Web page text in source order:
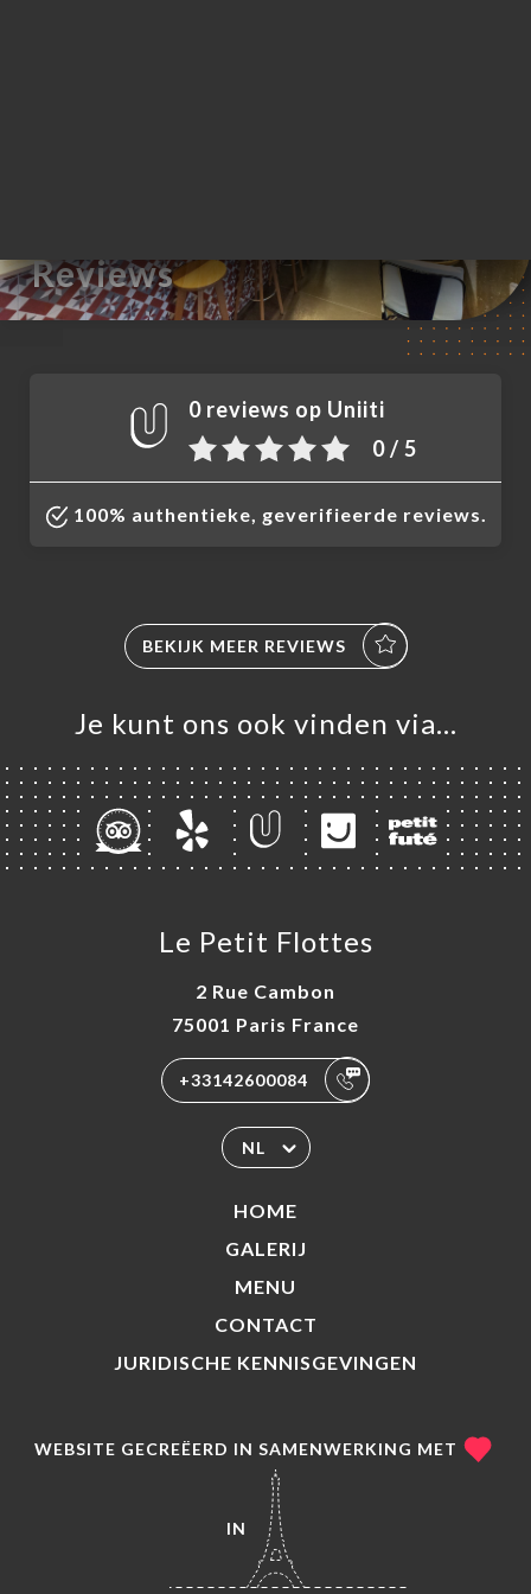
Reviews
0 reviews op Uniiti
0 / 5
100% authentieke, geverifieerde reviews.
BEKIJK MEER REVIEWS
Je kunt ons ook vinden via…
Le Petit Flottes
2 Rue Cambon
75001 Paris France
+33142600084
NL
HOME
GALERIJ
MENU
CONTACT
JURIDISCHE KENNISGEVINGEN
WEBSITE GECREËERD IN SAMENWERKING MET
IN